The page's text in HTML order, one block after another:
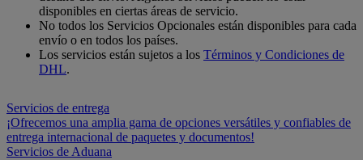
disponibles en ciertas áreas de servicio.
No todos los Servicios Opcionales están disponibles para cada
envío o en todos los países.
Los servicios están sujetos a los Términos y Condiciones de
DHL.
Servicios de entrega
¡Ofrecemos una amplia gama de opciones versátiles y confiables de
entrega internacional de paquetes y documentos!
Servicios de Aduana